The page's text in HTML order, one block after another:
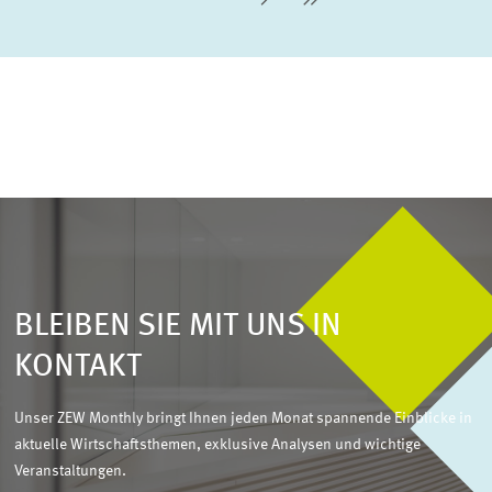
Nächste Seite
letzte Seite
BLEIBEN SIE MIT UNS IN
KONTAKT
Unser ZEW Monthly bringt Ihnen jeden Monat spannende Einblicke in
aktuelle Wirtschaftsthemen, exklusive Analysen und wichtige
Veranstaltungen.